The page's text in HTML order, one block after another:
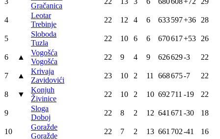
Gračanica
4
Leotar
Trebinje
22 12 4 6 633597+36 28
5
Sloboda
Tuzla
22 10 6 6 670617+53 26
6 ▲
Vogošća
Vogošća
22 9 4 9 626629-3 22
7 ▲
Krivaja
Zavidovići
23 10 2 11 668675-7 22
8 ▼
Konjuh
Živinice
22 10 2 10 692 711 -19 22
9
Sloga
Doboj
22 8 2 12 641 671 -30 18
10
Goražde
Goražde
22 7 2 13 661 702-41 16